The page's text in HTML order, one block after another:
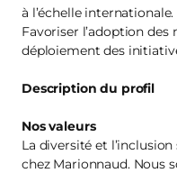
à l’échelle internationale.
Favoriser l’adoption
déploiement des
Description du profil
Nos valeurs
La diversité et
chez Marionnaud. Nous